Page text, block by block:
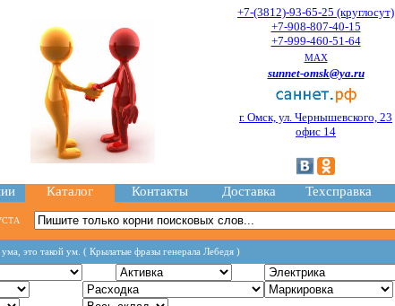
+7-(3812)-93-65-25 (круглосут)
+7-908-807-40-15
+7-999-460-51-64
MAX
sunnet-omsk@ya.ru
г. Омск, ул. Чернышевского, 23
офис 14
Каталог Контакты Доставка Техсправка
это такой ум. ( Крылатые фразы генерала Лебедя )